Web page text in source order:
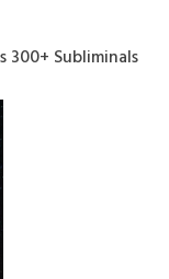
300+ Subliminals